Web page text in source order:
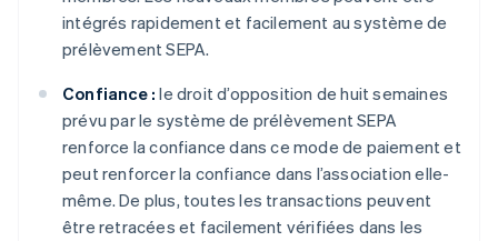
intégrés rapidement et facilement au système de
prélèvement SEPA.
Confiance : le droit d’opposition de huit semaines
prévu par le système de prélèvement SEPA
renforce la confiance dans ce mode de paiement et
peut renforcer la confiance dans l’association elle-
même. De plus, toutes les transactions peuvent
être retracées et facilement vérifiées dans les